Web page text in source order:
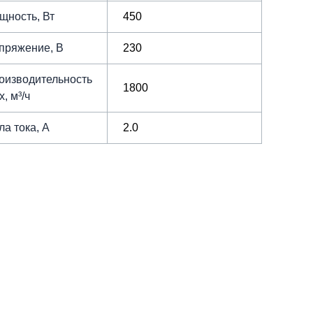
Вт 450
В 230
м³/ч
1800
тока, А 2.0